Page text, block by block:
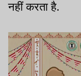
नहीं करता है.